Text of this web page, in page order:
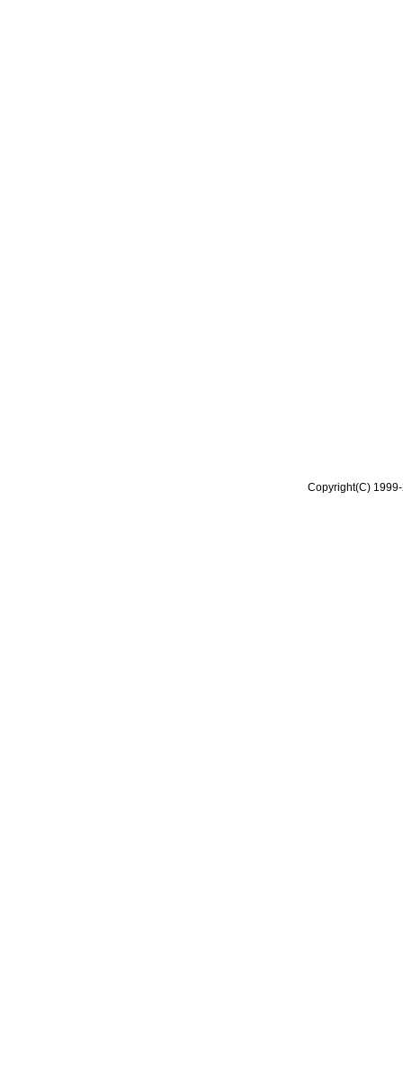
Copyright(C)